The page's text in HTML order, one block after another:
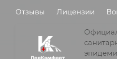
Отзывы Лицензии